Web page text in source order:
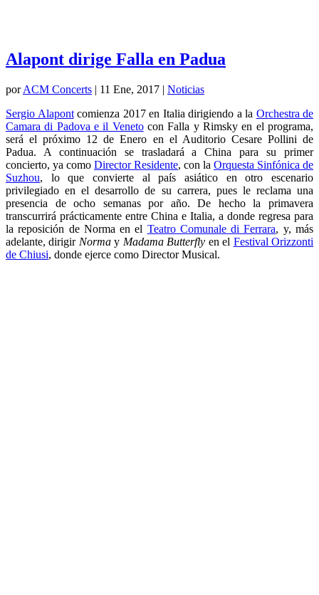
Alapont dirige Falla en Padua
porACM Concerts | 11 Ene, 2017 | Noticias
Sergio Alapontcomienza 2017 en Italia dirigiendo a la Orchestra de
Camara di Padova e il Venetocon Falla y Rimsky en el programa,
será el próximo 12 de Enero en el Auditorio Cesare Pollini de
Padua. A continuación se trasladará a China para su primer
concierto, ya como Director Residente, con la Orquesta Sinfónica de
Suzhou, lo que convierte al país asiático en otro escenario
privilegiado en el desarrollo de su carrera, pues le reclama una
presencia de ocho semanas por año. De hecho la primavera
transcurrirá prácticamente entre China e Italia, a donde regresa para
la reposición de Norma en el Teatro Comunale di Ferrara, y, más
adelante, dirigir Normay Madama Butterfly en el Festival Orizzonti
de Chiusi, donde ejerce como Director Musical.